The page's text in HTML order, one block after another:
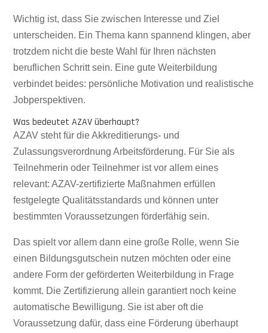
Wichtig ist, dass Sie zwischen Interesse und Ziel
unterscheiden. Ein Thema kann spannend klingen, aber
trotzdem nicht die beste Wahl für Ihren nächsten
beruflichen Schritt sein. Eine gute Weiterbildung
verbindet beides: persönliche Motivation und realistische
Jobperspektiven.
Was bedeutet AZAV überhaupt?
AZAV steht für die Akkreditierungs- und
Zulassungsverordnung Arbeitsförderung. Für Sie als
Teilnehmerin oder Teilnehmer ist vor allem eines
relevant: AZAV-zertifizierte Maßnahmen erfüllen
festgelegte Qualitätsstandards und können unter
bestimmten Voraussetzungen förderfähig sein.
Das spielt vor allem dann eine große Rolle, wenn Sie
einen Bildungsgutschein nutzen möchten oder eine
andere Form der geförderten Weiterbildung in Frage
kommt. Die Zertifizierung allein garantiert noch keine
automatische Bewilligung. Sie ist aber oft die
Voraussetzung dafür, dass eine Förderung überhaupt